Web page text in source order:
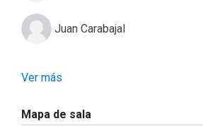
Juan Carabajal
Ver más
Mapa de sala